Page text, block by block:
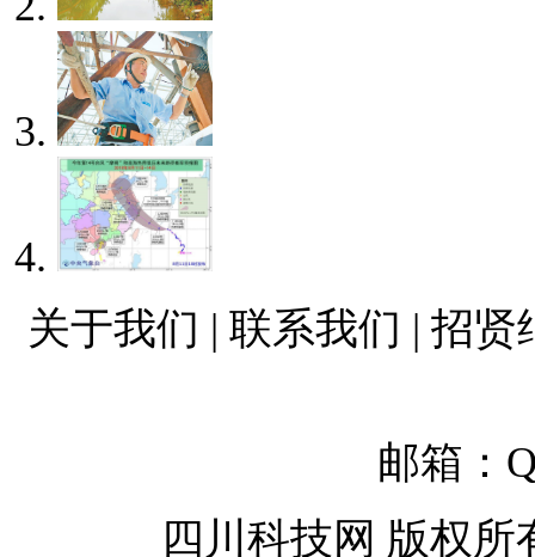
关于我们 | 联系我们 | 招
邮箱：
四川科技网 版权